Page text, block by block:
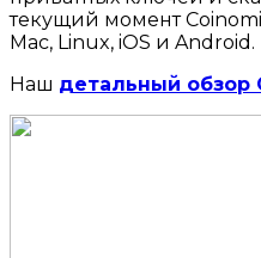
текущий момент
Mac, Linux, iOS и Android.
Наш детальный обзор